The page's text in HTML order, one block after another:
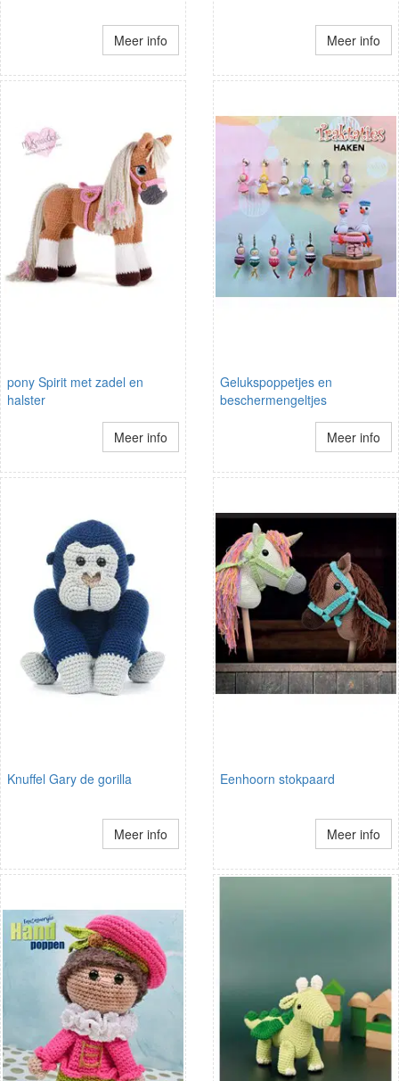
Meer info Meer info
pony Spirit met zadel en
halster
Meer info
Gelukspoppetjes en
beschermengeltjes
Meer info
Knuffel Gary de gorilla
Meer info
Eenhoorn stokpaard
Meer info